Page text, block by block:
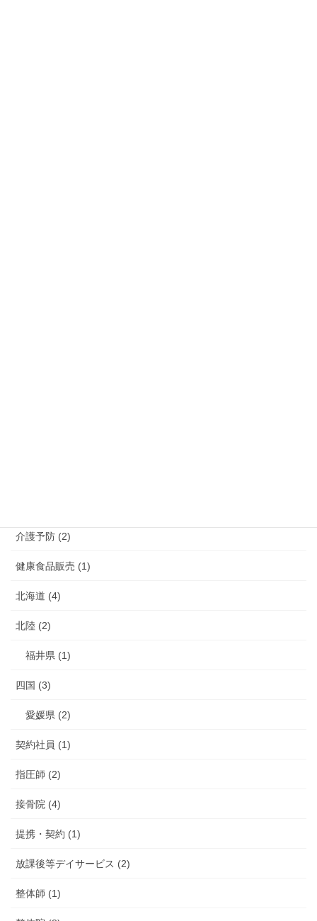
介護予防 (2)
健康食品販売 (1)
北海道 (4)
北陸 (2)
福井県 (1)
四国 (3)
愛媛県 (2)
契約社員 (1)
指圧師 (2)
接骨院 (4)
提携・契約 (1)
放課後等デイサービス (2)
整体師 (1)